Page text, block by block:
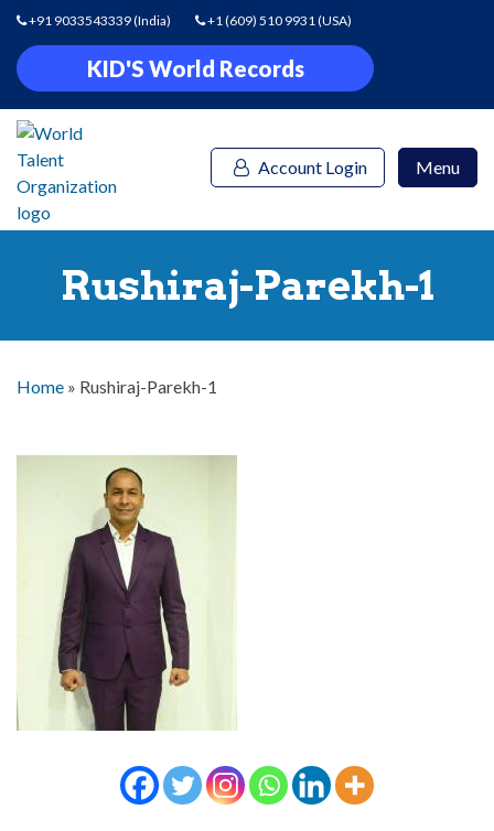
+91 9033543339(India) +1 (609) 510 9931(USA)
KID'S World Records
Account Login Menu
Rushiraj-Parekh-1
Home » Rushiraj-Parekh-1